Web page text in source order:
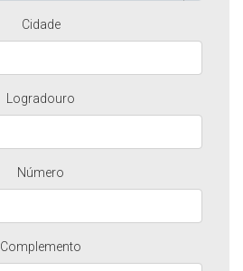
Cidade
Logradouro
Número
Complemento